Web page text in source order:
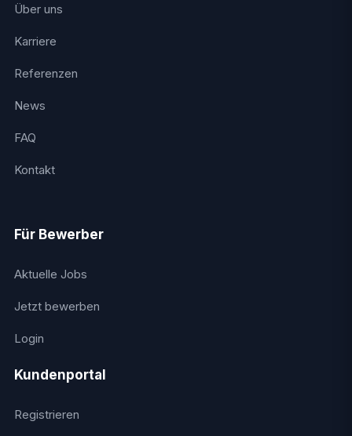
Über uns
Karriere
Referenzen
News
FAQ
Kontakt
Für Bewerber
Aktuelle Jobs
Jetzt bewerben
Login
Kundenportal
Registrieren